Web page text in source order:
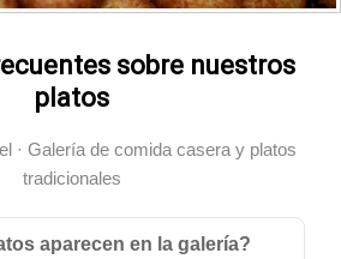
sobre nuestros
platos
· Galería de comida casera y platos
tradicionales
aparecen en la galería?